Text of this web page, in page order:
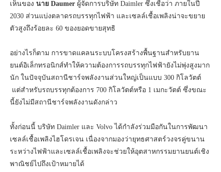
เห็นของ นาย Daumer ผู้จัดการบริษัท Daimler ซึ่งเชื่อว่า ภายในปี
2030 ส่วนแบ่งตลาดรถบรรทุกไฟฟ้า และเซลล์เชื้อเพลิงน่าจะขยาย
ตัวสูงถึงร้อยละ 60 ของยอดขายสุทธิ
อย่างไรก็ตาม การขาดแคลนระบบโครงสร้างพื้นฐานสำหรับยาน
ยนต์อิเล็กทรอนิกส์ทำให้ความต้องการรถบรรทุกไฟฟ้ายังไม่พุ่งสูงมาก
นัก ในปัจจุบันสถานีชาร์จพลังงานส่วนใหญ่เป็นแบบ 300 กิโลวัตต์
แต่สำหรับรถบรรทุกต้องการ 700 กิโลวัตต์หรือ 1 เมกะวัตต์ ซึ่งขณะ
นี้ยังไม่มีสถานีชาร์จพลังงานดังกล่าว
ทั้งก่อนนี้ บริษัท Daimler และ Volvo ได้กำลังร่วมมือกันในการพัฒนา
เซลล์เชื้อเพลิงไฮโดรเจน เนื่องจากมองว่ายุทธศาสตร์วงจรคู่ขนาน
ระหว่างไฟฟ้าและเซลล์เชื้อเพลิงจะช่วยให้อุตสาหกรรมยานยนต์เชิง
พาณิชย์ไปถึงเป้าหมายได้